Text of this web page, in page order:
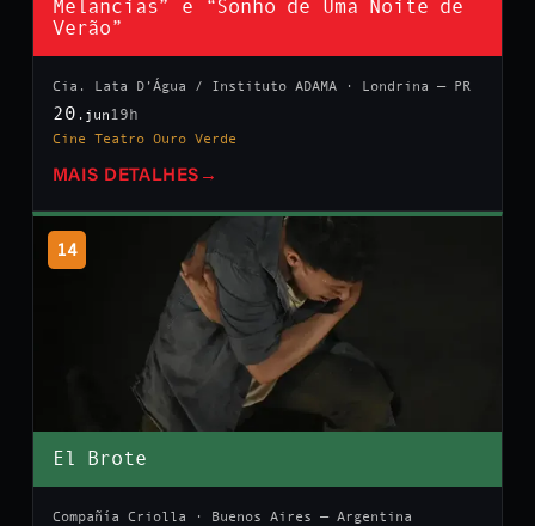
Melancias” e “Sonho de Uma Noite de
Verão”
Cia. Lata D’Água / Instituto ADAMA · Londrina — PR
20 .jun 19h
Cine Teatro Ouro Verde
MAIS DETALHES →
14
El Brote
Compañía Criolla · Buenos Aires — Argentina